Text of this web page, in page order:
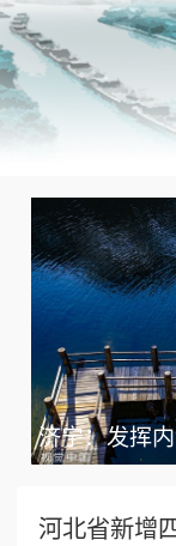
济宁：发挥
河北省新增